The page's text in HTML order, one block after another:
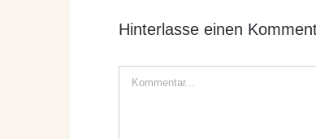
Hinterlasse einen
Kommentar